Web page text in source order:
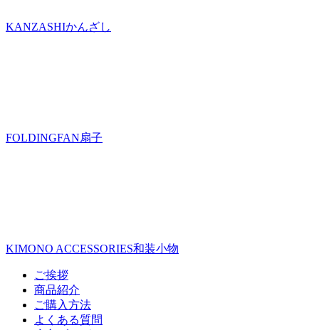
KANZASHIかんざし
FOLDINGFAN扇子
KIMONO ACCESSORIES和装小物
ご挨拶
商品紹介
ご購入方法
よくある質問